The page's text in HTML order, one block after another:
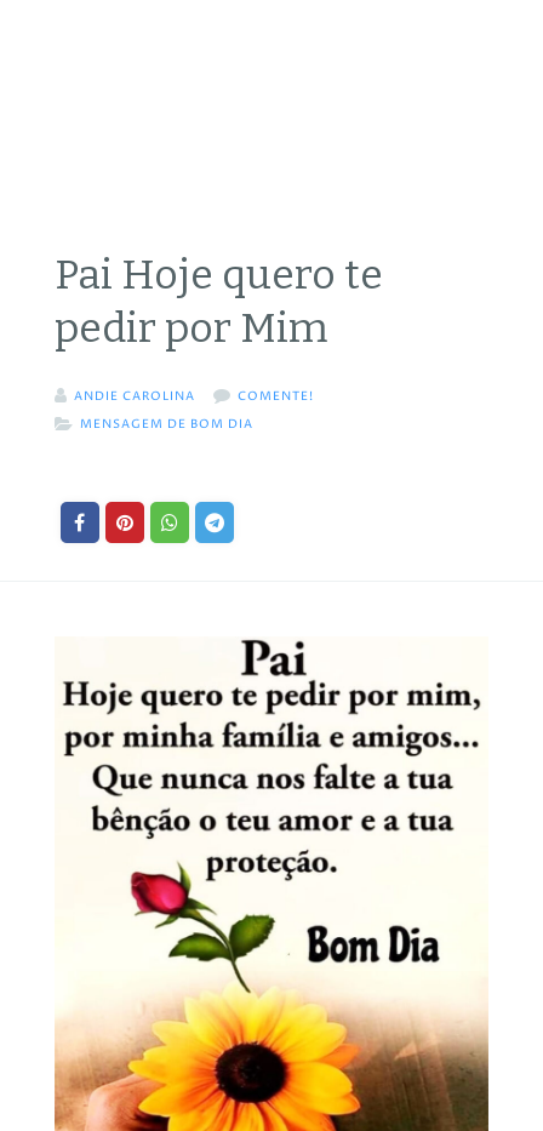
Pai Hoje quero te
pedir por Mim
ANDIE CAROLINA
COMENTE!
MENSAGEM DE BOM DIA